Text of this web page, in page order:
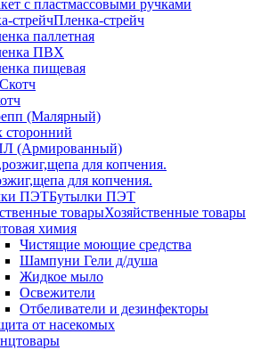
с пластмассовыми ручками
Пленка-стрейч
паллетная
ПВХ
пищевая
Скотч
(Малярный)
сторонний
(Армированный)
для копчения.
Бутылки ПЭТ
Хозяйственные товары
химия
Чистящие моющие средства
Шампуни Гели д/душа
Жидкое мыло
Освежители
Отбеливатели и дезинфекторы
от насекомых